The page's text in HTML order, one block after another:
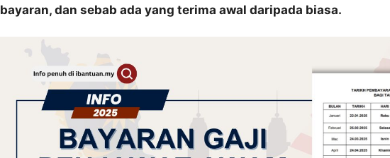
bayaran, dan sebab ada yang terima awal daripada biasa.